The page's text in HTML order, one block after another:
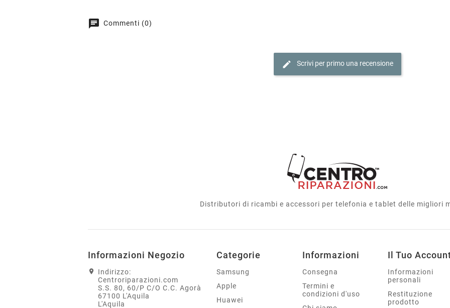
chat Commenti (0)
edit Scrivi per primo una recensione
Distributori di ricambi e accessori per telefonia e tablet delle migliori
Informazioni Negozio
Indirizzo:
Centroriparazioni.com
S.S. 80, 60/P C/O C.C. Agorà
67100 L'Aquila
L'Aquila
Categorie
Samsung
Apple
Huawei
Informazioni
Consegna
Termini e
condizioni d'uso
Il Tuo
Informazioni
personali
Restituzione
prodotto